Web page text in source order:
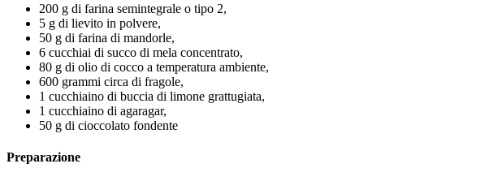
200 g di farina semintegrale o tipo 2,
5 g di lievito in polvere,
50 g di farina di mandorle,
6 cucchiai di succo di mela concentrato,
80 g di olio di cocco a temperatura ambiente,
600 grammi circa di fragole,
1 cucchiaino di buccia di limone grattugiata,
1 cucchiaino di agaragar,
50 g di cioccolato fondente
Preparazione